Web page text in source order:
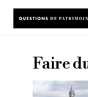
Faire